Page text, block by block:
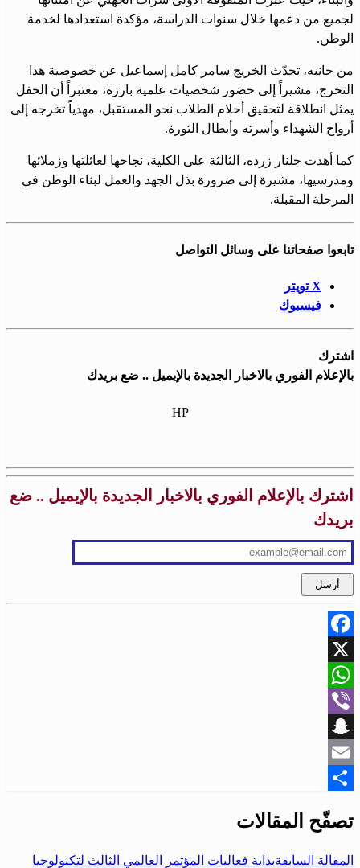
لجميع من دعمها خلال سنوات الدراسة، مؤكدة استعدادها لخدمة
الوطن.
من جانبه، تحدّث الخريج سامر كامل إسماعيل عن خصوصية هذا
التخرج، مشيراً إلى حضور شخصيات علمية بارزة، معتبراً أن الحفل
يمثل انطلاقة لتحقيق أحلام الطلاب نحو المستقبل، مهدياً تخرجه إلى
أرواح الشهداء وأسرته وأبطال الثورة.
كما أهدت جلنار زرده، الثالثة على الكلية، نجاحها لعائلتها وزملائها
ومدرسيها، مشيرة إلى ضرورة بذل الجهد والعمل لبناء الوطن في
المرحلة المقبلة.
تابعوا صفحاتنا على وسائل التواصل
X تويتر
فيسبوك
اشترك
بالإعلام الفوري بالاخبار الجديدة بالإيميل .. ضع بريدك
HP
اشترك بالإعلام الفوري بالاخبار الجديدة بالإيميل .. ضع
بريدك
Facebook
X
WhatsApp
Viber
Snapchat
Email
تصفّح المقالات
المقالة السابقةبداية فعاليات المؤتمر العالمي الثالث لتكنولوجيا